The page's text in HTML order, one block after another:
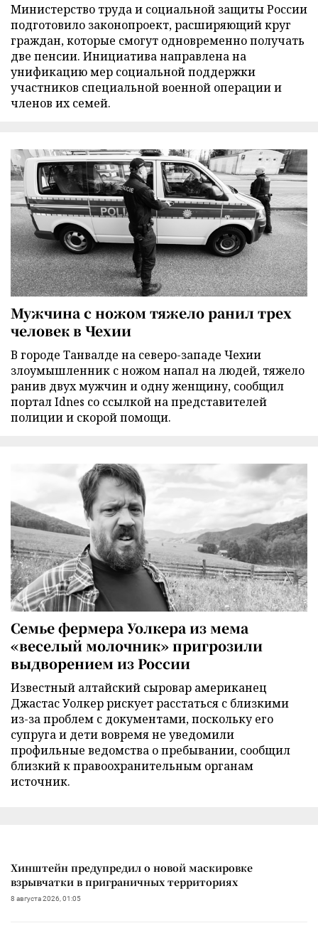
Министерство труда и социальной защиты России
подготовило законопроект, расширяющий круг
граждан, которые смогут одновременно получать
две пенсии. Инициатива направлена на
унификацию мер социальной поддержки
участников специальной военной операции и
членов их семей.
Мужчина с ножом тяжело ранил трех
человек в Чехии
В городе Танвалде на северо-западе Чехии
злоумышленник с ножом напал на людей, тяжело
ранив двух мужчин и одну женщину, сообщил
портал Idnes со ссылкой на представителей
полиции и скорой помощи.
Семье фермера Уолкера из мема
«веселый молочник» пригрозили
выдворением из России
Известный алтайский сыровар американец
Джастас Уолкер рискует расстаться с близкими
из-за проблем с документами, поскольку его
супруга и дети вовремя не уведомили
профильные ведомства о пребывании, сообщил
близкий к правоохранительным органам
источник.
Хинштейн предупредил о новой маскировке
взрывчатки в приграничных территориях
8 августа 2026, 01:05